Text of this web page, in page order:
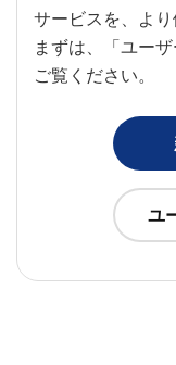
サービスを、より
まずは、「ユー
ご覧ください。
ユ